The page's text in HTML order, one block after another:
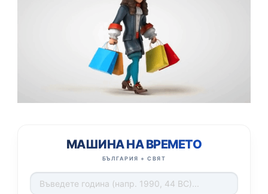
МАШИНА НА ВРЕМЕТО
БЪЛГАРИЯ + СВЯТ